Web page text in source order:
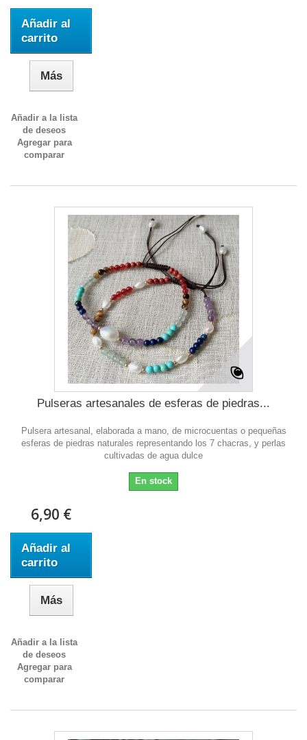
Añadir al
carrito
Más
Añadir a la lista
de deseos
Agregar para
comparar
Pulseras artesanales de esferas de piedras...
Pulsera artesanal, elaborada a mano, de microcuentas o pequeñas
esferas de piedras naturales representando los 7 chacras, y perlas
cultivadas de agua dulce
En stock
6,90 €
Añadir al
carrito
Más
Añadir a la lista
de deseos
Agregar para
comparar